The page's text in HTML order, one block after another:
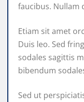
faucibus. Nullam
Etiam sit amet
Duis leo. Sed
sodales sagittis
bibendum
Sed ut